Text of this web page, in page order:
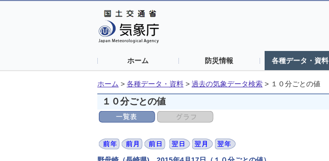
ホーム 防災情報 各種データ・資料
ホーム > 各種データ・資料 > 過去の気象データ検索 > １０分ごとの値
１０分ごとの値